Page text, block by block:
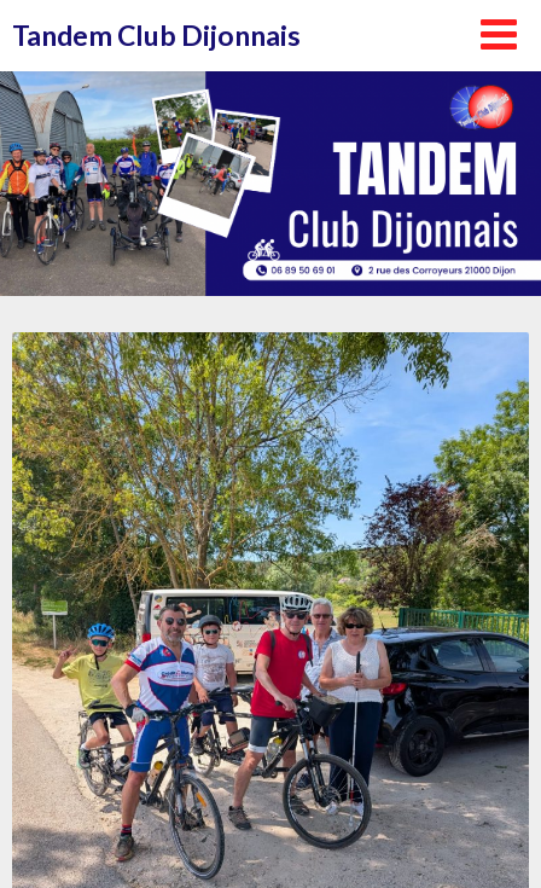
au
contenu
Tandem Club Dijonnais